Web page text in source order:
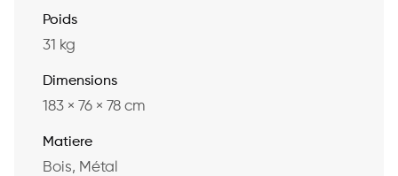
Poids
31 kg
Dimensions
183 × 76 × 78 cm
Matiere
Bois, Métal